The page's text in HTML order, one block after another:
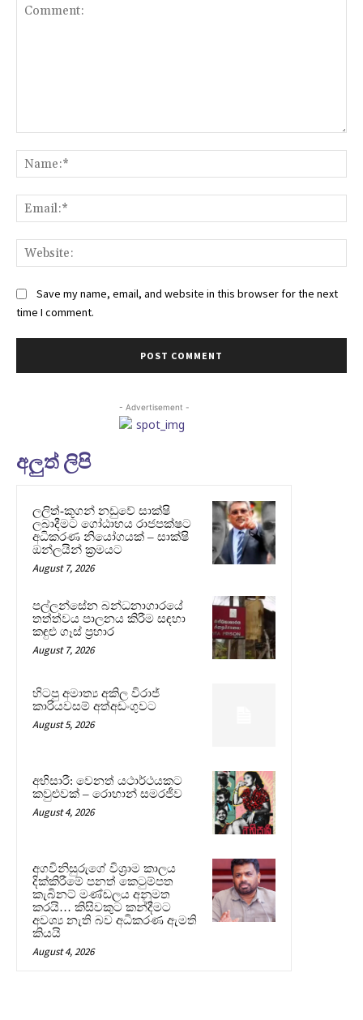
Save my name, email, and website in this browser for the next
time I comment.
- Advertisement -
අලුත් ලිපි
ලලිත්-කූගන් නඩුවේ සාක්ෂි
ලබාදීමට ගෝඨාභය රාජපක්ෂට
අධිකරණ නියෝගයක් – සාක්ෂි
ඔන්ලයින් ක්‍රමයට
August 7, 2026
පල්ලන්සේන බන්ධනාගාරයේ
තත්ත්වය පාලනය කිරීම සඳහා
කඳුළු ගෑස් ප්‍රහාර
August 7, 2026
හිටපු අමාත්‍ය අකිල විරාජ්
කාරියවසම් අත්අඩංගුවට
August 5, 2026
අභිසාරී: වෙනත් යථාර්ථයකට
කවුළුවක් – රොහාන් සමරජීව
August 4, 2026
අගවිනිසුරුගේ විශ්‍රාම කාලය
දික්කිරීමේ පනත් කෙටුම්පත
කැබිනට් මණ්ඩලය අනුමත
කරයි… කිසිවකුට කන්දීමට
අවශ්‍ය නැති බව අධිකරණ ඇමති
කියයි
August 4, 2026